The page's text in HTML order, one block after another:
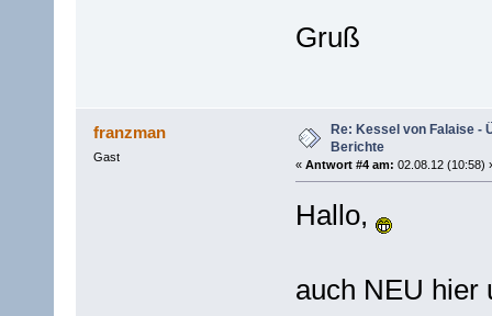
Gruß
franzman
Gast
Re: Kessel von Falaise -
Berichte
« Antwort #4 am: 02.08.12 (10:58)
Hallo,
auch NEU hier